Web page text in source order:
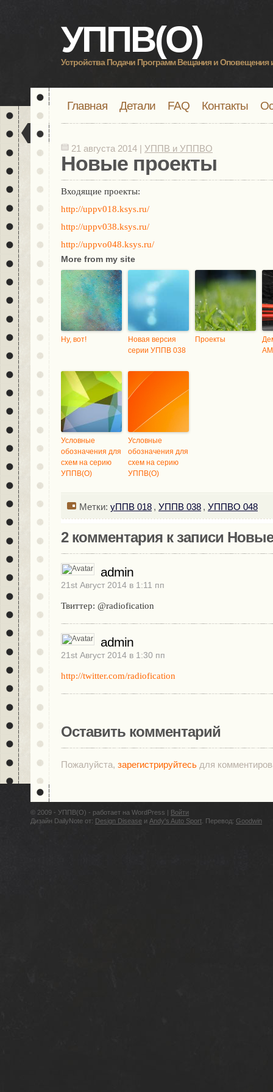
УППВ(О)
Устройства Подачи Программ Вещания и Оповещения
Главная Детали FAQ Контакты
21 августа 2014 | УППВ и УППВО
Новые проекты
Входящие проекты:
http://uppv018.ksys.ru/
http://uppv038.ksys.ru/
http://uppvo048.ksys.ru/
More from my site
Ну, вот!
Новая версия
серии УППВ 038
Проекты
Условные
обозначения для
схем на серию
УППВ(О)
Условные
обозначения для
схем на серию
УППВ(О)
Метки: уППВ 018 , УППВ 038 , УППВО 048
2 комментария к записи
admin
21st Август 2014 в 1:11 пп
Твиттер: @radiofication
admin
21st Август 2014 в 1:30 пп
http://twitter.com/radiofication
Оставить комментарий
Пожалуйста, зарегистрируйтесь для
© 2009 - УППВ(О) - работает на WordPress | Войти
Дизайн DailyNote от: Design Disease и Andy's Auto Sport . Перевод: Goodwin